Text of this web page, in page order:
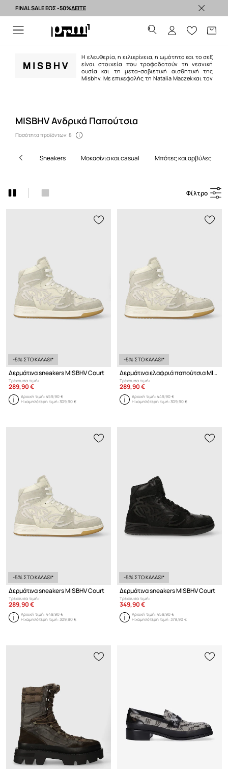
FINAL SALE ΕΩΣ -50%ΔΕΙΤΕ
Η ελευθερία, η ειλικρίνεια, η ωμότητα και το σεξ
είναι στοιχεία που τροφοδοτούν τη νεανική
ουσία και τη μετα-σοβιετική αισθητική της
Misbhv. Με επικεφαλής τη Natalia Maczek και τον
MISBHV Ανδρικά Παπούτσια
Ποσότητα προϊόντων: 8
sneakers μοκασίνια και casual μπότες και αρβύλες
Φίλτρο
-5% ΣΤΟ ΚΑΛΑΘΙ*
Δερμάτινα sneakers MISBHV Court
Τρέχουσα τιμή:
289,90 €
Αρχική τιμή:459,90 €
Η χαμηλότερη τιμή:309,90 €
-5% ΣΤΟ ΚΑΛΑΘΙ*
Δερμάτινα ελαφριά παπούτσια MISBHV Court
Τρέχουσα τιμή:
289,90 €
Αρχική τιμή:449,90 €
Η χαμηλότερη τιμή:309,90 €
-5% ΣΤΟ ΚΑΛΑΘΙ*
Δερμάτινα sneakers MISBHV Court
Τρέχουσα τιμή:
289,90 €
Αρχική τιμή:449,90 €
Η χαμηλότερη τιμή:309,90 €
-5% ΣΤΟ ΚΑΛΑΘΙ*
Δερμάτινα sneakers MISBHV Court
Τρέχουσα τιμή:
349,90 €
Αρχική τιμή:459,90 €
Η χαμηλότερη τιμή:379,90 €